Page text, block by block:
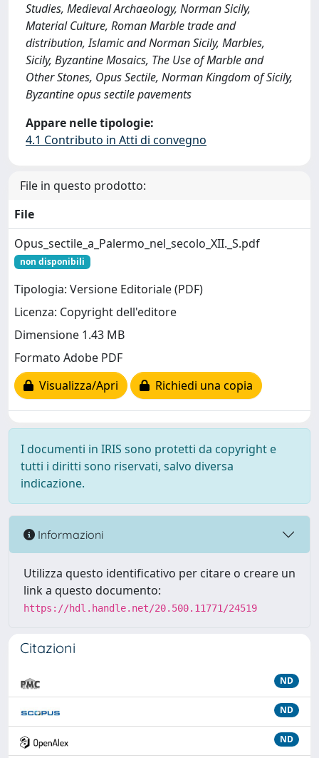
Studies, Medieval Archaeology, Norman Sicily,
Material Culture, Roman Marble trade and
distribution, Islamic and Norman Sicily, Marbles,
Sicily, Byzantine Mosaics, The Use of Marble and
Other Stones, Opus Sectile, Norman Kingdom of Sicily,
Byzantine opus sectile pavements
Appare nelle tipologie:
4.1 Contributo in Atti di convegno
File in questo prodotto:
File
Opus_sectile_a_Palermo_nel_secolo_XII._S.pdf
non disponibili
Tipologia: Versione Editoriale (PDF)
Licenza: Copyright dell'editore
Dimensione 1.43 MB
Formato Adobe PDF
Visualizza/Apri
Richiedi una copia
I documenti in IRIS sono protetti da copyright e
tutti i diritti sono riservati, salvo diversa
indicazione.
Informazioni
Utilizza questo identificativo per citare o creare un
link a questo documento:
https://hdl.handle.net/20.500.11771/24519
Citazioni
ND
ND
ND